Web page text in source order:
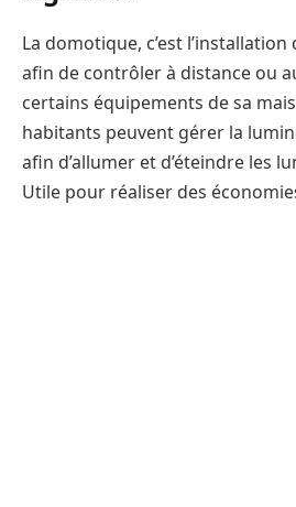
La domotique, c’est
afin de contrôler à distance ou
certains équipements de sa
habitants peuvent gérer la
afin d’allumer et d’éteindre les
Utile pour réaliser des